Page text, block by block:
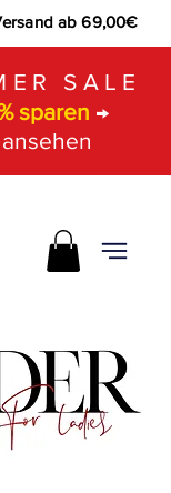
ab 69,00€
SALE
sparen →